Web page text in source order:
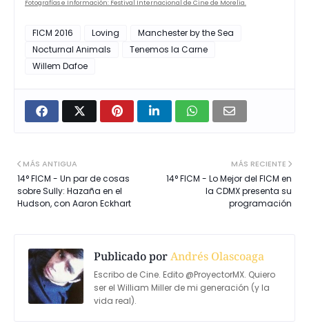
Fotografías e Información: Festival Internacional de Cine de Morelia.
FICM 2016 Loving
Manchester by the Sea
Nocturnal Animals
Tenemos la Carne
Willem Dafoe
MÁS RECIENTE
14° FICM - Lo Mejor del FICM en
la CDMX presenta su
programación
MÁS ANTIGUA
14° FICM - Un par de cosas
sobre Sully: Hazaña en el
Hudson, con Aaron Eckhart
Publicado porAndrés Olascoaga
Escribo de Cine. Edito @ProyectorMX. Quiero
ser el William Miller de mi generación (y la
vida real).